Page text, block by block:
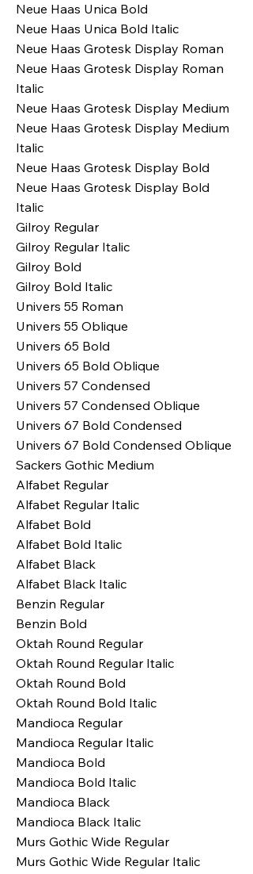
Neue Haas Unica Bold
Neue Haas Unica Bold Italic
Neue Haas Grotesk Display Roman
Neue Haas Grotesk Display Roman
Italic
Neue Haas Grotesk Display Medium
Neue Haas Grotesk Display Medium
Italic
Neue Haas Grotesk Display Bold
Neue Haas Grotesk Display Bold
Italic
Gilroy Regular
Gilroy Regular Italic
Gilroy Bold
Gilroy Bold Italic
Univers 55 Roman
Univers 55 Oblique
Univers 65 Bold
Univers 65 Bold Oblique
Univers 57 Condensed
Univers 57 Condensed Oblique
Univers 67 Bold Condensed
Univers 67 Bold Condensed Oblique
Sackers Gothic Medium
Alfabet Regular
Alfabet Regular Italic
Alfabet Bold
Alfabet Bold Italic
Alfabet Black
Alfabet Black Italic
Benzin Regular
Benzin Bold
Oktah Round Regular
Oktah Round Regular Italic
Oktah Round Bold
Oktah Round Bold Italic
Mandioca Regular
Mandioca Regular Italic
Mandioca Bold
Mandioca Bold Italic
Mandioca Black
Mandioca Black Italic
Murs Gothic Wide Regular
Murs Gothic Wide Regular Italic